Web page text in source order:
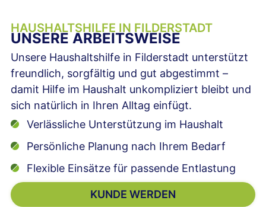
HAUSHALTSHILFE IN FILDERSTADT
UNSERE ARBEITSWEISE
Unsere Haushaltshilfe in Filderstadt unterstützt
freundlich, sorgfältig und gut abgestimmt –
damit Hilfe im Haushalt unkompliziert bleibt und
sich natürlich in Ihren Alltag einfügt.
Verlässliche Unterstützung im Haushalt
Persönliche Planung nach Ihrem Bedarf
Flexible Einsätze für passende Entlastung
KUNDE WERDEN